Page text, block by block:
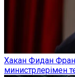
Хакан Фидан
министрлерімен